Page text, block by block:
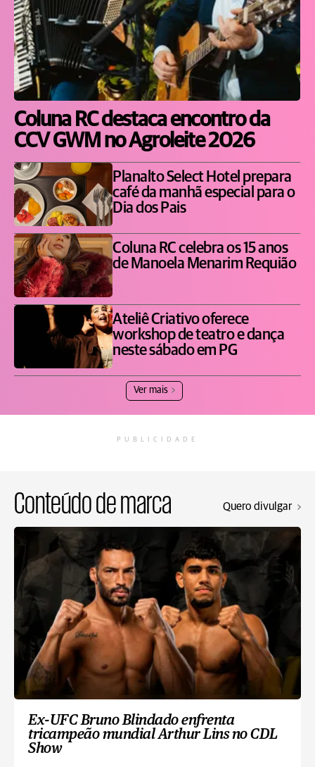
Coluna RC destaca encontro da
CCV GWM no Agroleite 2026
Planalto Select Hotel prepara
café da manhã especial para o
Dia dos Pais
Coluna RC celebra os 15 anos
de Manoela Menarim Requião
Ateliê Criativo oferece
workshop de teatro e dança
neste sábado em PG
Ver mais
PUBLICIDADE
Conteúdo de marca Quero divulgar
Ex-UFC Bruno Blindado enfrenta
tricampeão mundial Arthur Lins no CDL
Show